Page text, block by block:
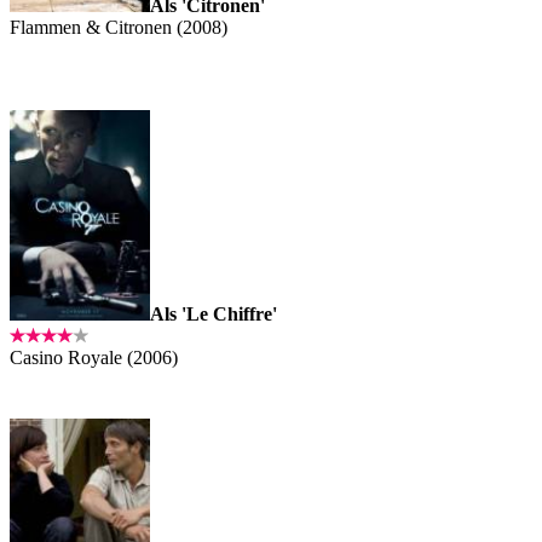
Als 'Citronen'
Flammen & Citronen (2008)
Als 'Le Chiffre'
Casino Royale (2006)